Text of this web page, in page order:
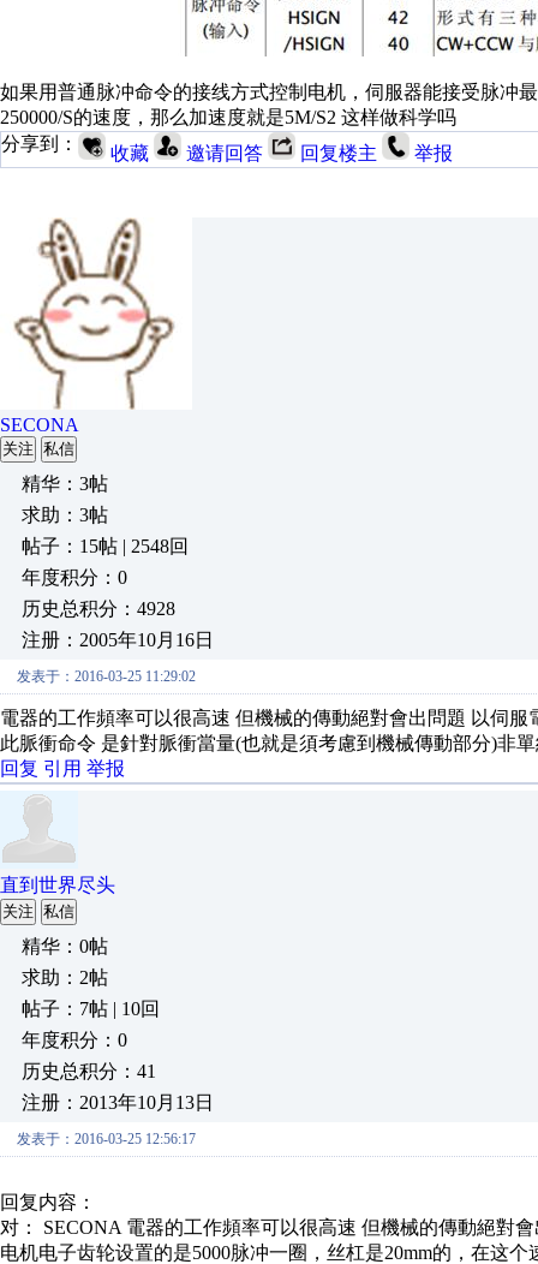
如果用普通脉冲命令的接线方式控制电机，伺服器能接受脉冲
250000/S的速度，那么加速度就是5M/S2 这样做科学吗
分享到：
收藏 邀请回答 回复楼主 举报
SECONA
关注 私信
精华：3帖
求助：3帖
帖子：15帖 | 2548回
年度积分：0
历史总积分：4928
注册：2005年10月16日
发表于：2016-03-25 11:29:02
電器的工作頻率可以很高速 但機械的傳動絕對會出問題 以伺
此脈衝命令 是針對脈衝當量(也就是須考慮到機械傳動部分)非
回复 引用 举报
直到世界尽头
关注 私信
精华：0帖
求助：2帖
帖子：7帖 | 10回
年度积分：0
历史总积分：41
注册：2013年10月13日
发表于：2016-03-25 12:56:17
回复内容：
对： SECONA 電器的工作頻率可以很高速 但機械的傳動絕對
电机电子齿轮设置的是5000脉冲一圈，丝杠是20mm的，在这